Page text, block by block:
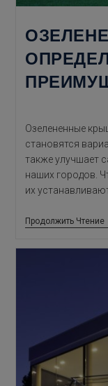
Озелененные
становятся
также улучшает
наших городов.
их
Продолжить Чтение